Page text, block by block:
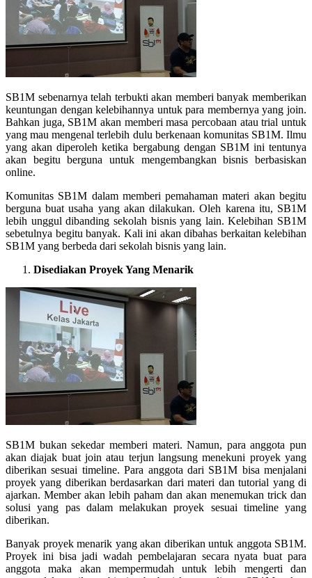
SB1M sebenarnya telah terbukti akan memberi banyak memberikan
keuntungan dengan kelebihannya untuk para membernya yang join.
Bahkan juga, SB1M akan memberi masa percobaan atau trial untuk
yang mau mengenal terlebih dulu berkenaan komunitas SB1M. Ilmu
yang akan diperoleh ketika bergabung dengan SB1M ini tentunya
akan begitu berguna untuk mengembangkan bisnis berbasiskan
online.
Komunitas SB1M dalam memberi pemahaman materi akan begitu
berguna buat usaha yang akan dilakukan. Oleh karena itu, SB1M
lebih unggul dibanding sekolah bisnis yang lain. Kelebihan SB1M
sebetulnya begitu banyak. Kali ini akan dibahas berkaitan kelebihan
SB1M yang berbeda dari sekolah bisnis yang lain.
Disediakan Proyek Yang Menarik
SB1M bukan sekedar memberi materi. Namun, para anggota pun
akan diajak buat join atau terjun langsung menekuni proyek yang
diberikan sesuai timeline. Para anggota dari SB1M bisa menjalani
proyek yang diberikan berdasarkan dari materi dan tutorial yang di
ajarkan. Member akan lebih paham dan akan menemukan trick dan
solusi yang pas dalam melakukan proyek sesuai timeline yang
diberikan.
Banyak proyek menarik yang akan diberikan untuk anggota SB1M.
Proyek ini bisa jadi wadah pembelajaran secara nyata buat para
anggota maka akan mempermudah untuk lebih mengerti dan